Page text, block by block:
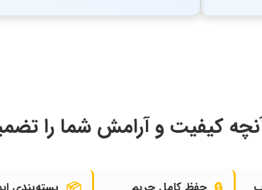
کیفیت و آرامش شما را